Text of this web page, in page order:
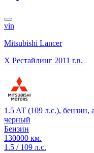
vin
Mitsubishi Lancer
X Рестайлинг 2011 г.в.
1.5 AT (109 л.с.), бензин,
черный
Бензин
130000 км.
1.5 / 109 л.с.